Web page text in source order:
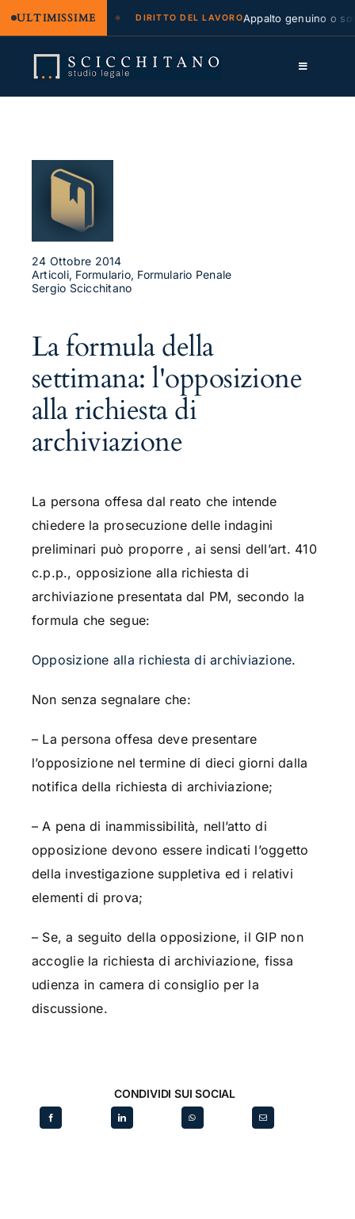
ULTIMISSIME
e regresso DIRITTO DEL LAVOROAppalto genuino o
contenuto
Toggle
Approfondimenti
Contatti
24 Ottobre 2014
Articoli, Formulario, Formulario Penale
Sergio Scicchitano
La formula della
settimana: l'opposizione
alla richiesta di
archiviazione
La persona offesa dal reato che intende
chiedere la prosecuzione delle indagini
preliminari può proporre , ai sensi dell’art. 410
c.p.p., opposizione alla richiesta di
archiviazione presentata dal PM, secondo la
formula che segue:
Opposizione alla richiesta di archiviazione.
Non senza segnalare che:
– La persona offesa deve presentare
l’opposizione nel termine di dieci giorni dalla
notifica della richiesta di archiviazione;
– A pena di inammissibilità, nell’atto di
opposizione devono essere indicati l’oggetto
della investigazione suppletiva ed i relativi
elementi di prova;
– Se, a seguito della opposizione, il GIP non
accoglie la richiesta di archiviazione, fissa
udienza in camera di consiglio per la
discussione.
CONDIVIDI SUI SOCIAL